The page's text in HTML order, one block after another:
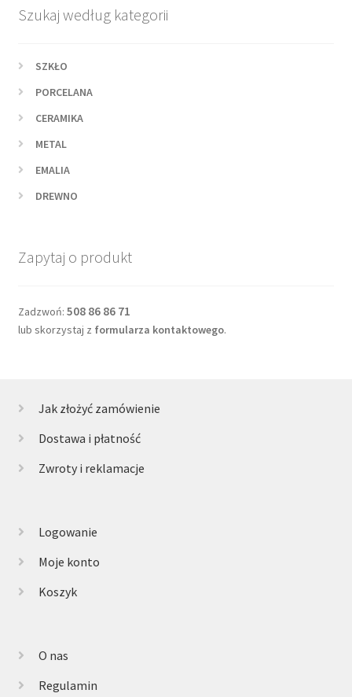
Szukaj według kategorii
SZKŁO
PORCELANA
CERAMIKA
METAL
EMALIA
DREWNO
Zapytaj o produkt
Zadzwoń: 508 86 86 71
lub skorzystaj z formularza kontaktowego.
Jak złożyć zamówienie
Dostawa i płatność
Zwroty i reklamacje
Logowanie
Moje konto
Koszyk
O nas
Regulamin